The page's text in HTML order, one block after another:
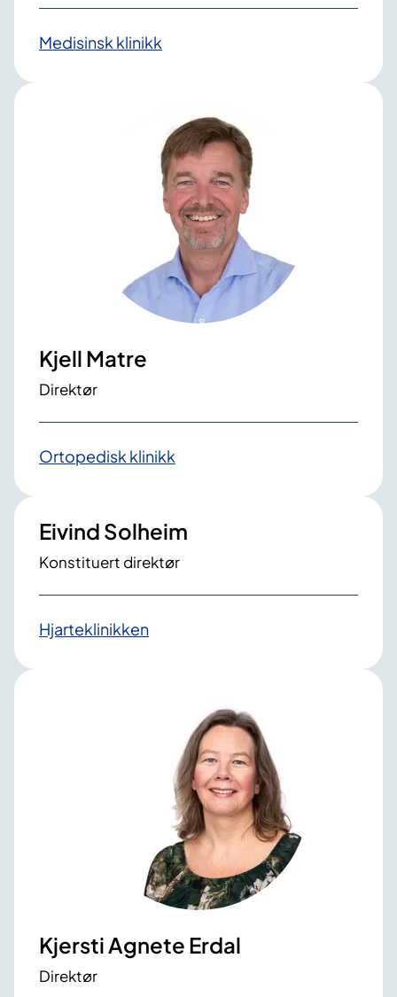
Medisinsk klinikk
Kjell Matre
Direktør
Ortopedisk klinikk
Eivind Solheim
Konstituert direktør
Hjarteklinikken
Kjersti Agnete Erdal
Direktør